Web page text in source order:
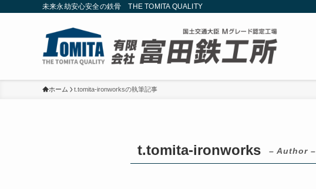
未来永劫安心安全の鉄骨 THE TOMITA QUALITY
ホーム t.tomita-ironworksの執筆記事
t.tomita-ironworks – Author –